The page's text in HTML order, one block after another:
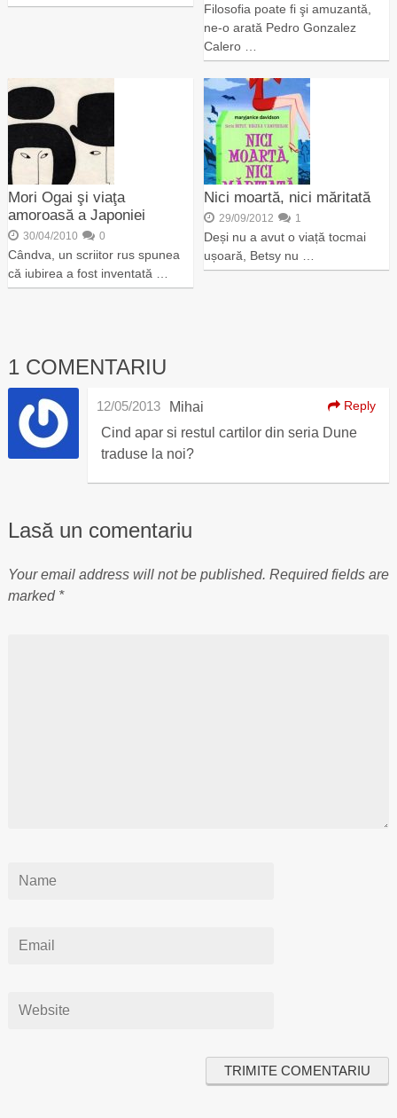
Filosofia poate fi şi amuzantă,
ne-o arată Pedro Gonzalez
Calero …
Mori Ogai şi viaţa
amoroasă a Japoniei
30/04/2010 0
Cândva, un scriitor rus spunea
că iubirea a fost inventată …
Nici moartă, nici măritată
29/09/2012 1
Deși nu a avut o viață tocmai
ușoară, Betsy nu …
1 COMENTARIU
Mihai
12/05/2013 Reply
Cind apar si restul cartilor din seria Dune
traduse la noi?
Lasă un comentariu
Your email address will not be published. Required fields are
marked *